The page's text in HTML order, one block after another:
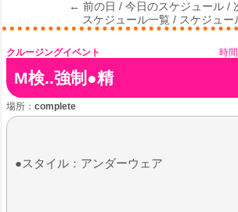
← 前の日 / 今日のスケジュール /
スケジュール一覧 / スケジュー
クルージングイベント 時間
M検..強制●精
場所： complete
●スタイル：アンダーウェア